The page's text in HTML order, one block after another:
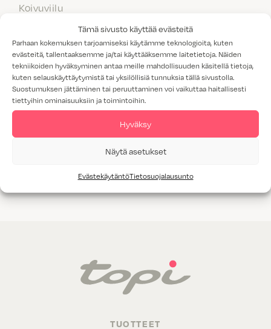
Tämä sivusto käyttää evästeitä
Parhaan kokemuksen tarjoamiseksi käytämme teknologioita, kuten
evästeitä, tallentaaksemme ja/tai käyttääksemme laitetietoja. Näiden
tekniikoiden hyväksyminen antaa meille mahdollisuuden käsitellä tietoja,
kuten selauskäyttäytymistä tai yksilöllisiä tunnuksia tällä sivustolla.
Suostumuksen jättäminen tai peruuttaminen voi vaikuttaa haitallisesti
tiettyihin ominaisuuksiin ja toimintoihin.
Hyväksy
Näytä asetukset
EvästekäytäntöTietosuojalausunto
Koivuviilu
Maalattu MDF
Massiivipuu
Melamiini
Tammiviilu
Valitettavasti annetuilla hakukriteereillä ei löytynyt yhtään
TUOTTEET